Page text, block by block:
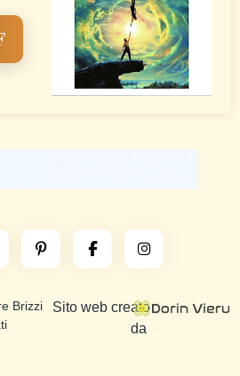
Brizzi
Sito web creato
da